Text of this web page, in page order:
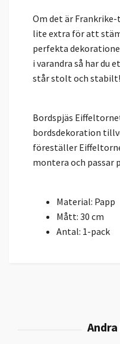
Om det är
lite extra för att
perfekta
i varandra så har du
står stolt och stabilt!
Bordspjäs
bordsdekoration
föreställer
montera och
Material: Papp
Mått: 30 cm
Antal: 1-pack